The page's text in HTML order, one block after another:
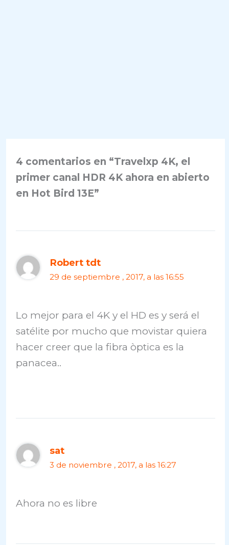
4 comentarios en “Travelxp 4K, el
primer canal HDR 4K ahora en abierto
en Hot Bird 13E”
Robert tdt
29 de septiembre , 2017, a las 16:55
Lo mejor para el 4K y el HD es y será el
satélite por mucho que movistar quiera
hacer creer que la fibra òptica es la
panacea..
sat
3 de noviembre , 2017, a las 16:27
Ahora no es libre